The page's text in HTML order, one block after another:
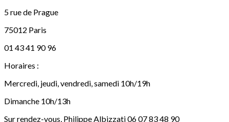
5 rue de Prague
75012 Paris
01 43 41 90 96
Horaires :
Mercredi, jeudi, vendredi, samedi 10h/19h
Dimanche 10h/13h
Sur rendez-vous, Philippe Albizzati 06 07 83 48 90